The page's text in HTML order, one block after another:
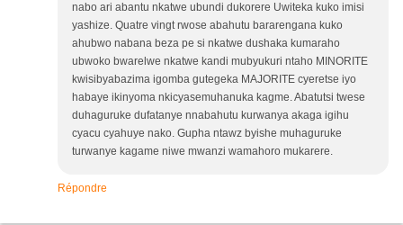
nabo ari abantu nkatwe ubundi dukorere Uwiteka kuko imisi
yashize. Quatre vingt rwose abahutu bararengana kuko
ahubwo nabana beza pe si nkatwe dushaka kumaraho
ubwoko bwarelwe nkatwe kandi mubyukuri ntaho MINORITE
kwisibyabazima igomba gutegeka MAJORITE cyeretse iyo
habaye ikinyoma nkicyasemuhanuka kagme. Abatutsi twese
duhaguruke dufatanye nnabahutu kurwanya akaga igihu
cyacu cyahuye nako. Gupha ntawz byishe muhaguruke
turwanye kagame niwe mwanzi wamahoro mukarere.
Répondre